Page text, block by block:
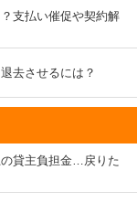
支払い催促や契約解
去させるには？
貸主負担金…戻りた